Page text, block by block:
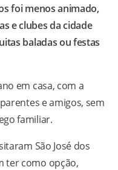
foi menos animado,
e clubes da cidade
baladas ou festas
em casa, com a
e amigos, sem
familiar.
São José dos
ter como opção,